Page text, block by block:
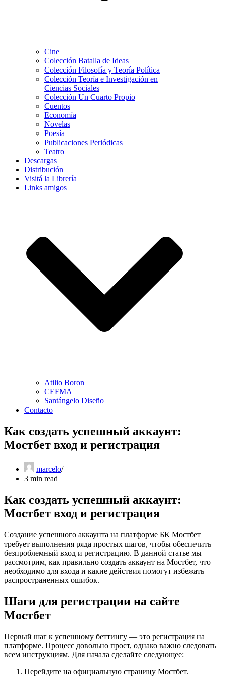
Cine
Colección Batalla de Ideas
Colección Filosofía y Teoría Política
Colección Teoría e Investigación en
Ciencias Sociales
Colección Un Cuarto Propio
Cuentos
Economía
Novelas
Poesía
Publicaciones Periódicas
Teatro
Descargas
Distribución
Visitá la Librería
Links amigos
Atilio Boron
CEFMA
Santángelo Diseño
Contacto
Как создать успешный аккаунт:
Мостбет вход и регистрация
marcelo
3 min read
Как создать успешный аккаунт:
Мостбет вход и регистрация
Создание успешного аккаунта на платформе БК Мостбет
требует выполнения ряда простых шагов, чтобы обеспечить
безпроблемный вход и регистрацию. В данной статье мы
рассмотрим, как правильно создать аккаунт на Мостбет, что
необходимо для входа и какие действия помогут избежать
распространенных ошибок.
Шаги для регистрации на сайте
Мостбет
Первый шаг к успешному беттингу — это регистрация на
платформе. Процесс довольно прост, однако важно следовать
всем инструкциям. Для начала сделайте следующее:
Перейдите на официальную страницу Мостбет.